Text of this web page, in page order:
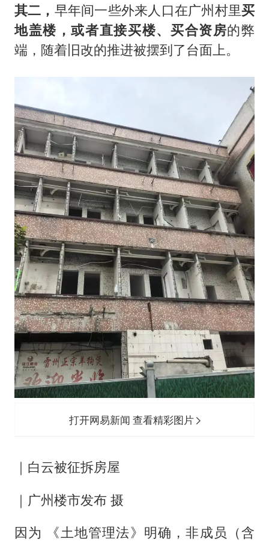
其二， 早年间一些外来人口在广州村里买
地盖楼，或者直接买楼、买合资房的弊
端，随着旧改的推进被摆到了台面上。
打开网易新闻 查看精彩图片
｜白云被征拆房屋
｜广州楼市发布 摄
因为 《土地管理法》明确，非成员（含